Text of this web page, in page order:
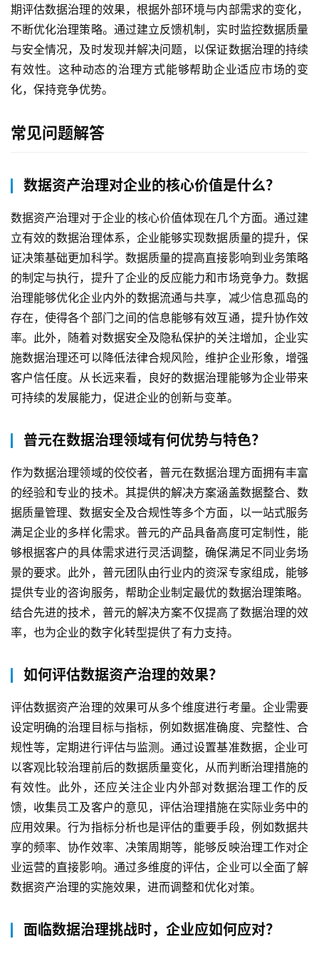
态
与
合
作
与
了
解
普
元
联
系
我
们
期评估数据治理的效果，根据外部环境与内部需求的变化，
不断优化治理策略。通过建立反馈机制，实时监控数据质量
与安全情况，及时发现并解决问题，以保证数据治理的持续
有效性。这种动态的治理方式能够帮助企业适应市场的变
化，保持竞争优势。
常见问题解答
数据资产治理对企业的核心价值是什么？
数据资产治理对于企业的核心价值体现在几个方面。通过建
立有效的数据治理体系，企业能够实现数据质量的提升，保
证决策基础更加科学。数据质量的提高直接影响到业务策略
的制定与执行，提升了企业的反应能力和市场竞争力。数据
治理能够优化企业内外的数据流通与共享，减少信息孤岛的
存在，使得各个部门之间的信息能够有效互通，提升协作效
率。此外，随着对数据安全及隐私保护的关注增加，企业实
施数据治理还可以降低法律合规风险，维护企业形象，增强
客户信任度。从长远来看，良好的数据治理能够为企业带来
可持续的发展能力，促进企业的创新与变革。
普元在数据治理领域有何优势与特色？
作为数据治理领域的佼佼者，普元在数据治理方面拥有丰富
的经验和专业的技术。其提供的解决方案涵盖数据整合、数
据质量管理、数据安全及合规性等多个方面，以一站式服务
满足企业的多样化需求。普元的产品具备高度可定制性，能
够根据客户的具体需求进行灵活调整，确保满足不同业务场
景的要求。此外，普元团队由行业内的资深专家组成，能够
提供专业的咨询服务，帮助企业制定最优的数据治理策略。
结合先进的技术，普元的解决方案不仅提高了数据治理的效
率，也为企业的数字化转型提供了有力支持。
如何评估数据资产治理的效果？
评估数据资产治理的效果可从多个维度进行考量。企业需要
设定明确的治理目标与指标，例如数据准确度、完整性、合
规性等，定期进行评估与监测。通过设置基准数据，企业可
以客观比较治理前后的数据质量变化，从而判断治理措施的
有效性。此外，还应关注企业内外部对数据治理工作的反
馈，收集员工及客户的意见，评估治理措施在实际业务中的
应用效果。行为指标分析也是评估的重要手段，例如数据共
享的频率、协作效率、决策周期等，能够反映治理工作对企
业运营的直接影响。通过多维度的评估，企业可以全面了解
数据资产治理的实施效果，进而调整和优化对策。
面临数据治理挑战时，企业应如何应对？